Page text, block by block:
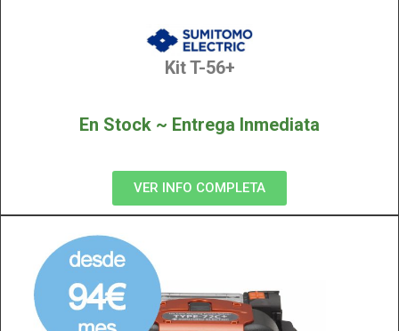
Kit T-56+
En Stock ~ Entrega Inmediata
VER INFO COMPLETA